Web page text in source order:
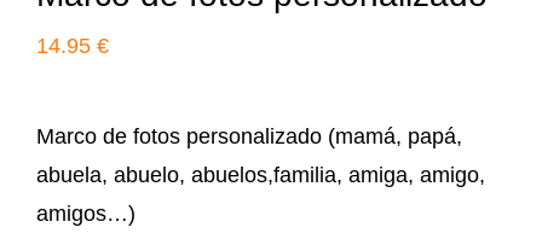
14.95 €
Marco de fotos personalizado (mamá, papá,
abuela, abuelo, abuelos,familia, amiga, amigo,
amigos…)